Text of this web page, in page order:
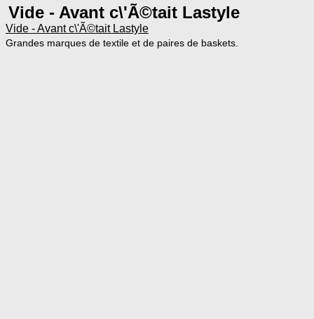
Vide - Avant c\'Ã©tait Lastyle
Vide - Avant c\'Ã©tait Lastyle
Grandes marques de textile et de paires de baskets.